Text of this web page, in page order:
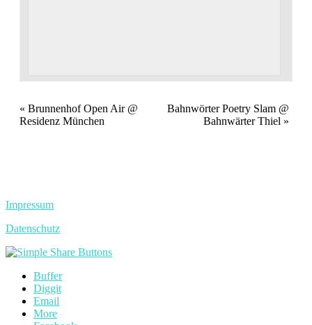
Veranstaltung
Navigation
« Brunnenhof Open Air @
Residenz München
Bahnwörter Poetry Slam @
Bahnwärter Thiel »
Impressum
Datenschutz
Buffer
Diggit
Email
More